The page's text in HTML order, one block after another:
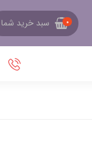
0 سبد خرید شما